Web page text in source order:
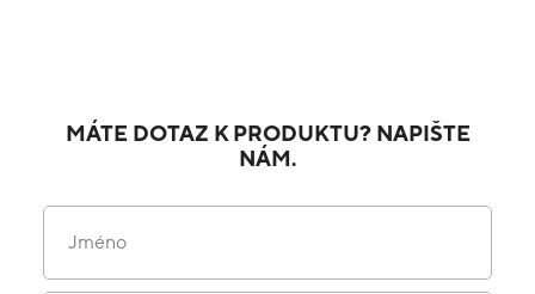
MÁTE DOTAZ K PRODUKTU? NAPIŠTE
NÁM.
Jméno